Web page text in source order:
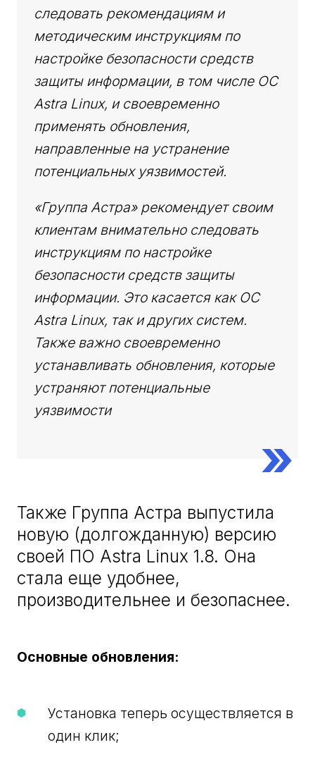
следовать рекомендациям и
методическим инструкциям по
настройке безопасности средств
защиты информации, в том числе ОС
Astra Linux, и своевременно
применять обновления,
направленные на устранение
потенциальных уязвимостей.
«Группа Астра» рекомендует своим
клиентам внимательно следовать
инструкциям по настройке
безопасности средств защиты
информации. Это касается как ОС
Astra Linux, так и других систем.
Также важно своевременно
устанавливать обновления, которые
устраняют потенциальные
уязвимости
Также Группа Астра выпустила
новую (долгожданную) версию
своей ПО Astra Linux 1.8. Она
стала еще удобнее,
производительнее и безопаснее.
Основные обновления:
Установка теперь осуществляется в
один клик;